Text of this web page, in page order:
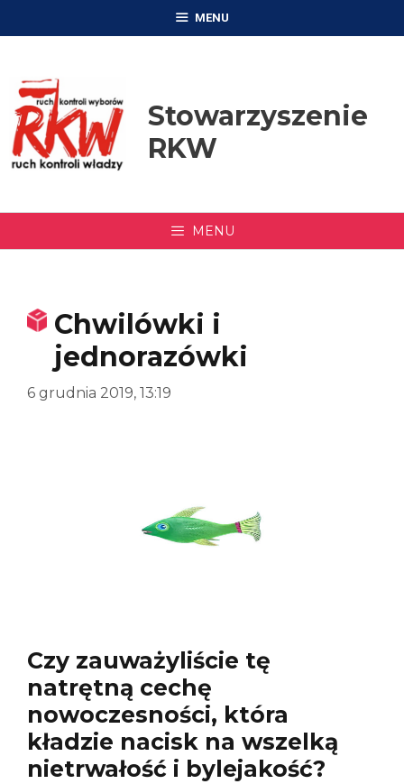
MENU
Stowarzyszenie
RKW
MENU
Chwilówki i
jednorazówki
6 grudnia 2019, 13:19
Czy zauważyliście tę
natrętną cechę
nowoczesności, która
kładzie nacisk na wszelką
nietrwałość i bylejakość?